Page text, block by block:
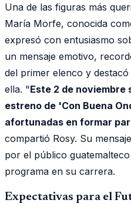
Una de las figuras más
María Morfe, conocida
expresó con entusiasmo
un mensaje emotivo,
del primer elenco y
ella. "Este 2 de noviembre
estreno de 'Con Buena
afortunadas en formar
compartió Rosy. Su
por el público
programa en su carrera.
Expectativas para el